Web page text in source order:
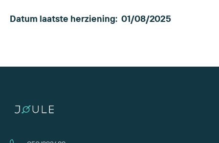
Datum laatste herziening: 01/08/2025